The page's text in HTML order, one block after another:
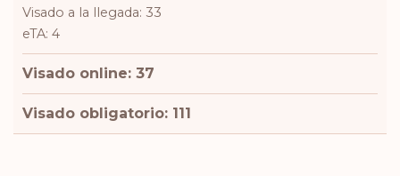
Visado a la llegada: 33
eTA: 4
Visado online: 37
Visado obligatorio: 111